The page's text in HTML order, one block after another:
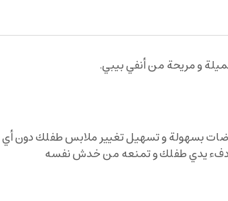
و مريحة من أنفي بيبي.
بسهولة و تسهيل تغيير ملابس طفلك دون
دفء يدي طفلك و تمنعه من خدش نفسه